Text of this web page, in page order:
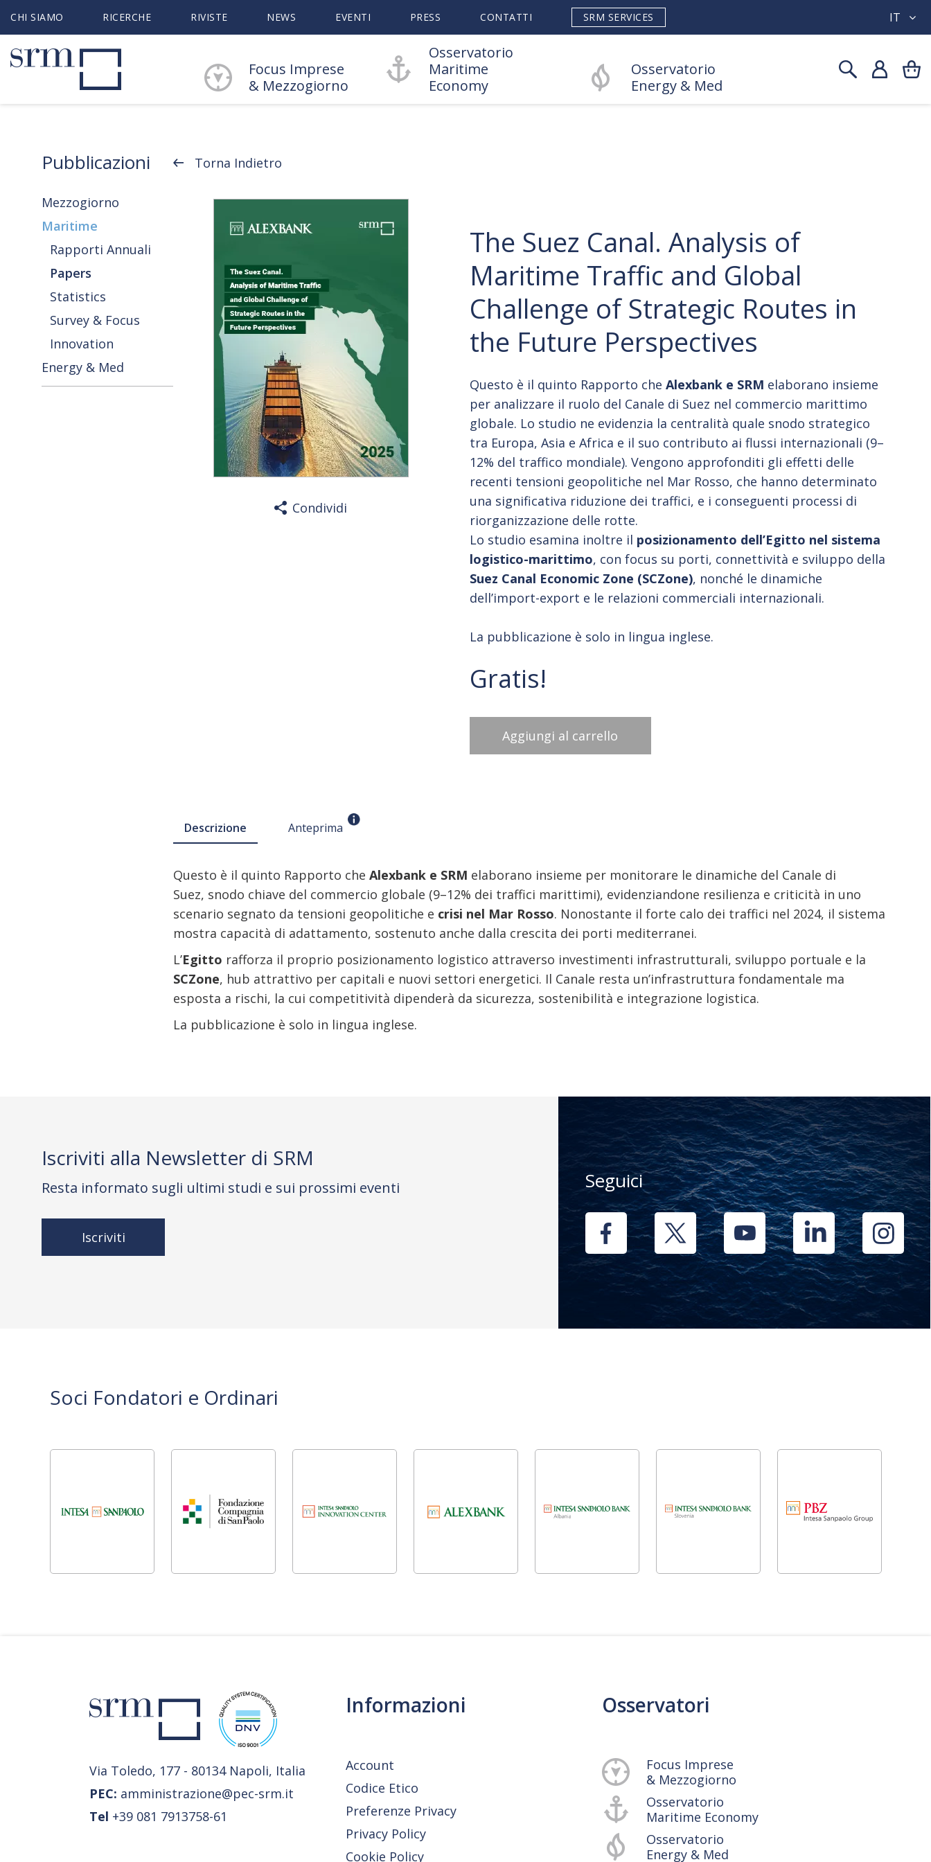
CHI SIAMO RICERCHE RIVISTE NEWS EVENTI PRESS CONTATTI SRM SERVICES IT
Focus Imprese
& Mezzogiorno
Osservatorio
Maritime
Economy
Osservatorio
Energy & Med
Pubblicazioni
Mezzogiorno
Maritime
Rapporti Annuali
Papers
Statistics
Survey & Focus
Innovation
Energy & Med
Torna Indietro
Condividi
The Suez Canal. Analysis of
Maritime Traffic and Global
Challenge of Strategic Routes in
the Future Perspectives
Questo è il quinto Rapporto che Alexbank e SRM elaborano insieme
per analizzare il ruolo del Canale di Suez nel commercio marittimo
globale. Lo studio ne evidenzia la centralità quale snodo strategico
tra Europa, Asia e Africa e il suo contributo ai flussi internazionali (9–
12% del traffico mondiale). Vengono approfonditi gli effetti delle
recenti tensioni geopolitiche nel Mar Rosso, che hanno determinato
una significativa riduzione dei traffici, e i conseguenti processi di
riorganizzazione delle rotte.
Lo studio esamina inoltre il posizionamento dell’Egitto nel sistema
logistico-marittimo, con focus su porti, connettività e sviluppo della
Suez Canal Economic Zone (SCZone), nonché le dinamiche
dell’import-export e le relazioni commerciali internazionali.
La pubblicazione è solo in lingua inglese.
Gratis!
Aggiungi al carrello
Descrizione Anteprima
Questo è il quinto Rapporto che Alexbank e SRM elaborano insieme per monitorare le dinamiche del Canale di
Suez, snodo chiave del commercio globale (9–12% dei traffici marittimi), evidenziandone resilienza e criticità in uno
scenario segnato da tensioni geopolitiche e crisi nel Mar Rosso. Nonostante il forte calo dei traffici nel 2024, il sistema
mostra capacità di adattamento, sostenuto anche dalla crescita dei porti mediterranei.
L’Egitto rafforza il proprio posizionamento logistico attraverso investimenti infrastrutturali, sviluppo portuale e la
SCZone, hub attrattivo per capitali e nuovi settori energetici. Il Canale resta un’infrastruttura fondamentale ma
esposta a rischi, la cui competitività dipenderà da sicurezza, sostenibilità e integrazione logistica.
La pubblicazione è solo in lingua inglese.
Iscriviti alla Newsletter di SRM
Resta informato sugli ultimi studi e sui prossimi eventi
Iscriviti
Seguici
Soci Fondatori e Ordinari
Via Toledo, 177 - 80134 Napoli, Italia
PEC: amministrazione@pec-srm.it
Tel +39 081 7913758-61
Informazioni
Account
Codice Etico
Preferenze Privacy
Privacy Policy
Cookie Policy
Osservatori
Focus Imprese
& Mezzogiorno
Osservatorio
Maritime Economy
Osservatorio
Energy & Med